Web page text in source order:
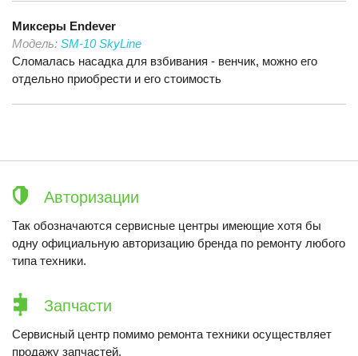
Миксеры Endever
Модель: SM-10 SkyLine
Сломалась насадка для взбивания - венчик, можно его
отдельно приобрести и его стоимость
Авторизации
Так обозначаются сервисные центры имеющие хотя бы
одну официальную авторизацию бренда по ремонту любого
типа техники.
Запчасти
Сервисный центр помимо ремонта техники осуществляет
продажу запчастей.